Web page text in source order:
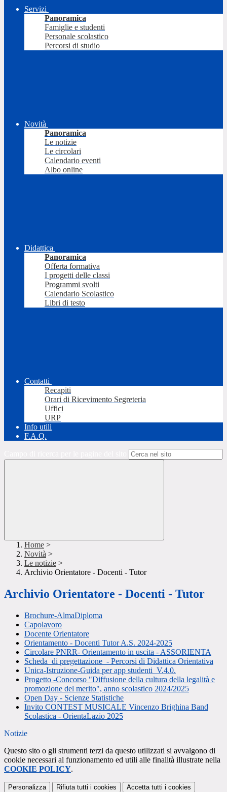
Servizi
Panoramica
Famiglie e studenti
Personale scolastico
Percorsi di studio
Novità
Panoramica
Le notizie
Le circolari
Calendario eventi
Albo online
Didattica
Panoramica
Offerta formativa
I progetti delle classi
Programmi svolti
Calendario Scolastico
Libri di testo
Contatti
Recapiti
Orari di Ricevimento Segreteria
Uffici
URP
Info utili
F.A.Q.
Home >
Novità >
Le notizie >
Archivio Orientatore - Docenti - Tutor
Archivio Orientatore - Docenti - Tutor
Brochure-AlmaDiploma
Capolavoro
Docente Orientatore
Orientamento - Docenti Tutor A.S. 2024-2025
Circolare PNRR- Orientamento in uscita - ASSORIENTA
Scheda di pregettazione - Percorsi di Didattica Orientativa
Unica-Istruzione-Guida per app studenti_V.4.0.
Progetto -Concorso "Diffusione della cultura della legalità e
promozione del merito", anno scolastico 2024/2025
Open Day - Scienze Statistiche
Invito CONTEST MUSICALE Vincenzo Brighina Band
Scolastica - OrientaLazio 2025
Notizie
Questo sito o gli strumenti terzi da questo utilizzati si avvalgono di
cookie necessari al funzionamento ed utili alle finalità illustrate nella
COOKIE POLICY.
Personalizza Rifiuta tutti i cookies Accetta tutti i cookies